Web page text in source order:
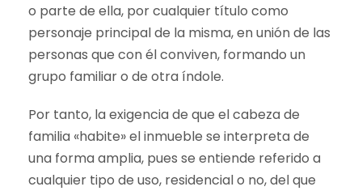
o parte de ella, por cualquier título como
personaje principal de la misma, en unión de las
personas que con él conviven, formando un
grupo familiar o de otra índole.
Por tanto, la exigencia de que el cabeza de
familia «habite» el inmueble se interpreta de
una forma amplia, pues se entiende referido a
cualquier tipo de uso, residencial o no, del que